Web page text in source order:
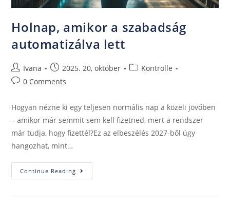
Holnap, amikor a szabadság
automatizálva lett
Ivana 2025. 20, október
Kontrolle
0 Comments
Hogyan nézne ki egy teljesen normális nap a közeli jövőben
– amikor már semmit sem kell fizetned, mert a rendszer
már tudja, hogy fizettél?Ez az elbeszélés 2027-ből úgy
hangozhat, mint…
Continue Reading